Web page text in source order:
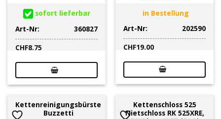
sofort lieferbar
Art-Nr:
360827
CHF8.75
in Bestellung
Art-Nr:
202590
CHF19.00
Kettenreinigungsbürste
Buzzetti
Kettenschloss 525
Nietschloss RK 525XRE,